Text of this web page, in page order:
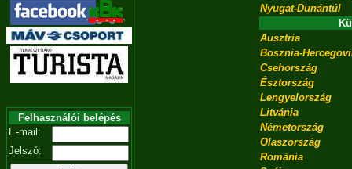
Felhasználói belépés
E-mail:
Jelszó:
Nyugat-Dunántúl
Ausztria
Bosznia-
Csehország
Észtország
Lengyelország
Litvánia
Németország
Olaszország
Románia